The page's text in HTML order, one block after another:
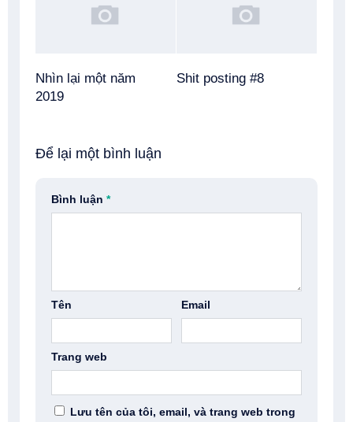
Nhìn lại một năm
2019
Shit posting #8
Để lại một bình luận
Bình luận *
Tên Email
Trang web
Lưu tên của tôi, email, và trang web trong